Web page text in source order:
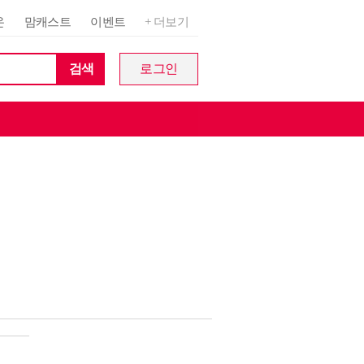
맘캐스트 이벤트 + 더보기
검색 로그인